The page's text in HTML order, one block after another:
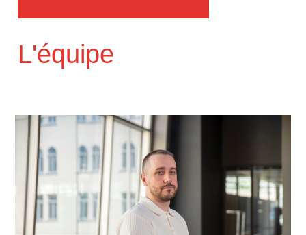
L'équipe